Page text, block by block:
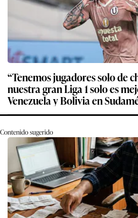
“Tenemos jugadores solo de
nuestra gran Liga 1 solo es
Venezuela y Bolivia en
Contenido sugerido